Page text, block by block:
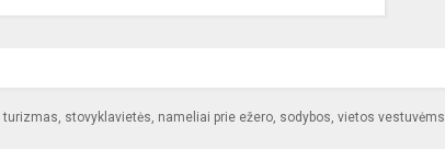
stovyklavietės, nameliai prie ežero, sodybos, vietos vestuvėms